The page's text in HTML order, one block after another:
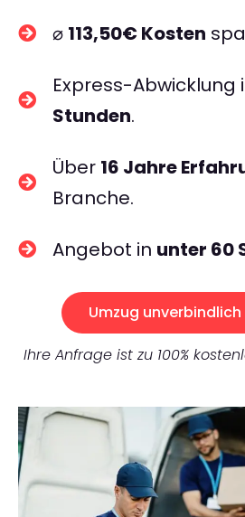
⌀ 113,50€ Kosten
Express-Abwicklung
Stunden.
Über 16 Jahre
Branche.
Angebot in unter 60
Umzug
Ihre Anfrage ist zu 100%